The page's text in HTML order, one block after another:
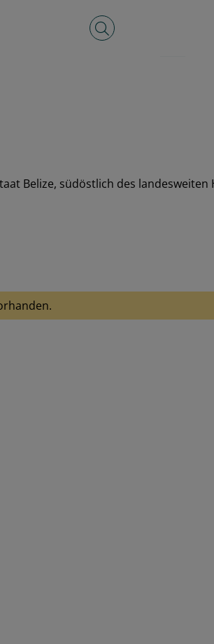
Volltextsuche
Belize, südöstlich des landesweiten